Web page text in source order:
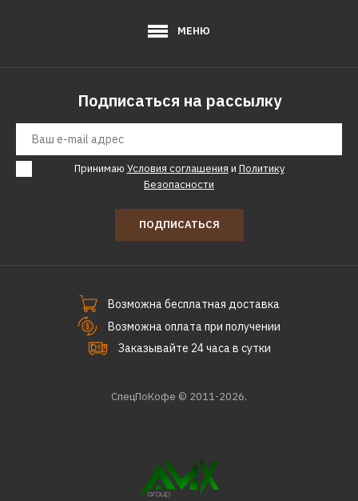
МЕНЮ
Подписаться на рассылку
Принимаю Условия соглашения и Политику
Безопасности
ПОДПИСАТЬСЯ
Возможна бесплатная доставка
Возможна оплата при получении
Заказывайте 24 часа в сутки
СпецПоКофе © 2011-2026.